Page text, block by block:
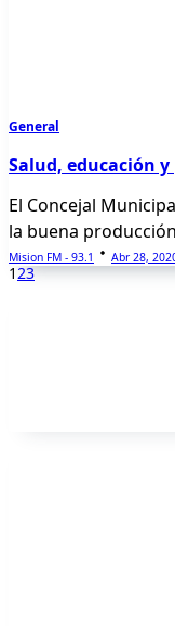
General
Salud, educación
El Concejal
la buena
Mision FM - 93.1 Abr 28,
123